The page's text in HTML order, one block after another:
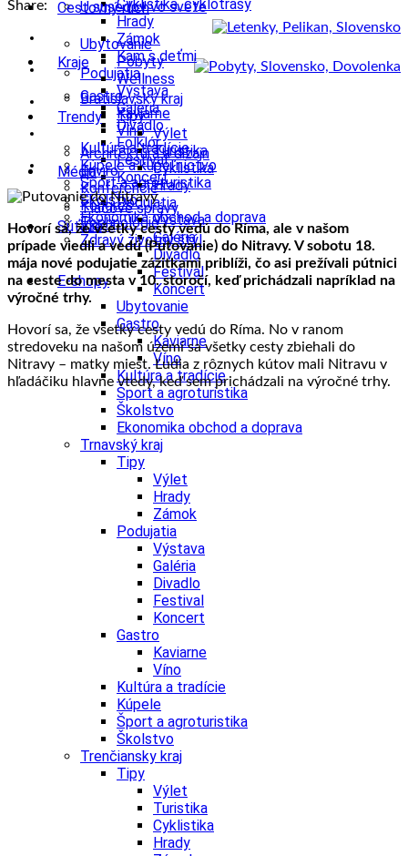
Cyklistika, cyklotrasy
Hrady
Zámok
Kam s deťmi
Podujatia
Výstava
Galéria
Divadlo
Folklór
Festival
Koncert
U susedov vo svete
Cestovný ruch
Ubytovanie
Pobyty
Wellness
Gastro
Kaviarne
Víno
Kultúra a tradície
Kúpele a kúpeľníctvo
Šport a agroturistika
Školstvo
Ekonomika obchod a doprava
Kraje
Bratislavský kraj
Tipy
Výlet
Turistika
Cyklistika
Hrady
Podujatia
Výstava
Galéria
Divadlo
Festival
Koncert
Ubytovanie
Gastro
Kaviarne
Víno
Kultúra a tradície
Šport a agroturistika
Školstvo
Ekonomika obchod a doprava
Trnavský kraj
Tipy
Výlet
Hrady
Zámok
Podujatia
Výstava
Galéria
Divadlo
Festival
Koncert
Gastro
Kaviarne
Víno
Kultúra a tradície
Kúpele
Šport a agroturistika
Školstvo
Trenčiansky kraj
Tipy
Výlet
Turistika
Cyklistika
Hrady
Trendy
Architektúra a dizajn
Enviro
Konferencie
Kongres
Technológie
Zdravý životný štýl
Médiá
Tlačové správy
Videá
Súťaže
E-shopy
Share:
Hovorí sa, že všetky cesty vedú do Ríma, ale v našom
prípade viedli a vedú (Putovanie) do Nitravy. V sobotu 18.
mája nové podujatie zážitkami priblíži, čo asi prežívali pútnici
na ceste do mesta v 10. storočí, keď prichádzali napríklad na
výročné trhy.
Hovorí sa, že všetky cesty vedú do Ríma. No v ranom
stredoveku na našom území sa všetky cesty zbiehali do
Nitravy – matky miest. Ľudia z rôznych kútov mali Nitravu v
hľadáčiku hlavne vtedy, keď sem prichádzali na výročné trhy.